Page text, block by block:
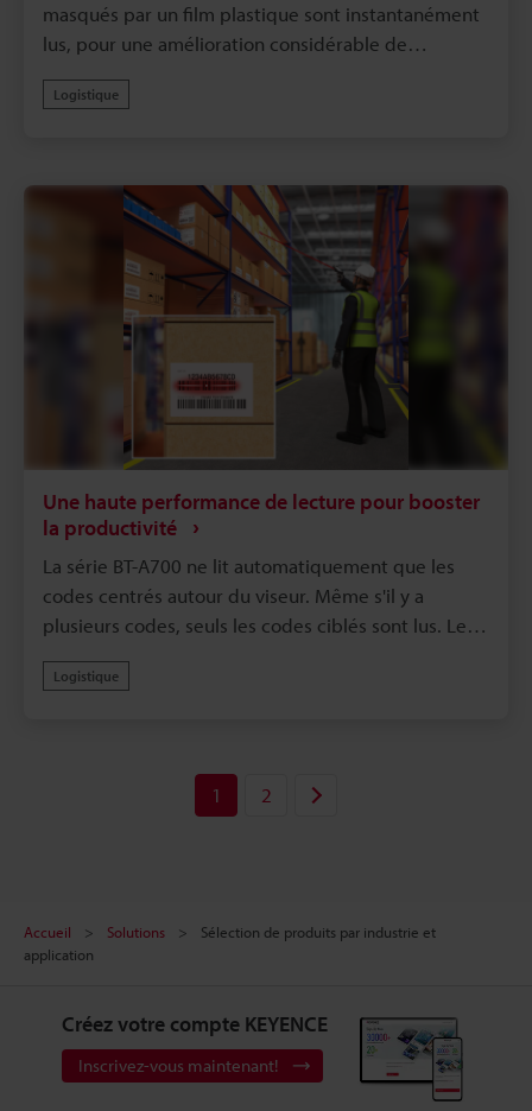
masqués par un film plastique sont instantanément
lus, pour une amélioration considérable de
Logistique
Une haute performance de lecture pour booster
la productivité
La série BT-A700 ne lit automatiquement que les
codes centrés autour du viseur. Même s'il y a
plusieurs codes, seuls les codes ciblés sont lus. Le
codes à une distance de 2.5cm jusqu'à 10m, ce qui
Logistique
1 2
Accueil Solutions
Sélection de produits par industrie et
application
Créez votre compte KEYENCE
Inscrivez-vous maintenant!